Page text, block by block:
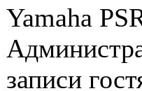
Yamaha
записи